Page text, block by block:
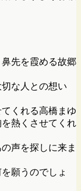
先を霞める故郷
な人との想い
くれる高橋まゆ
熱くさせてくれ
声を探しに来ま
願うのでしょ